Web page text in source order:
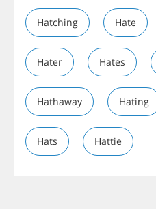
Hatching Hate
Hater Hates
Hathaway Hating
Hats Hattie